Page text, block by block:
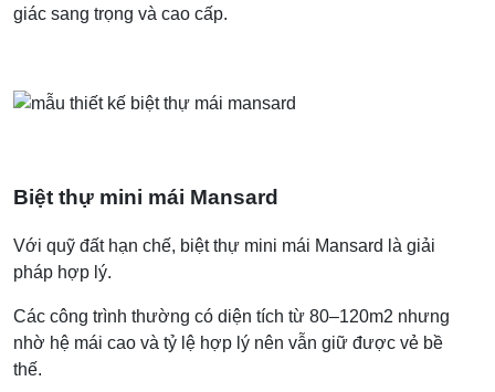
giác sang trọng và cao cấp.
Biệt thự mini mái Mansard
Với quỹ đất hạn chế, biệt thự mini mái Mansard là giải
pháp hợp lý.
Các công trình thường có diện tích từ 80–120m2 nhưng
nhờ hệ mái cao và tỷ lệ hợp lý nên vẫn giữ được vẻ bề
thế.